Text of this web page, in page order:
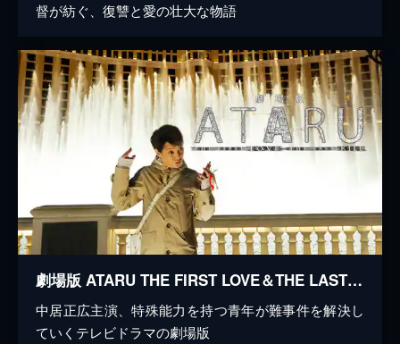
督が紡ぐ、復讐と愛の壮大な物語
劇場版 ATARU THE FIRST LOVE＆THE LAST KILL
中居正広主演、特殊能力を持つ青年が難事件を解決し
ていくテレビドラマの劇場版